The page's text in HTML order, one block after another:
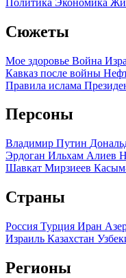
Сюжеты
Мое здоровье Война
Кавказ после войны
Правила ислама
Персоны
Владимир Путин
Эрдоган Ильхам Алиев
Шавкат Мирзиеев
Страны
Россия Турция Иран
Израиль Казахстан
Регионы